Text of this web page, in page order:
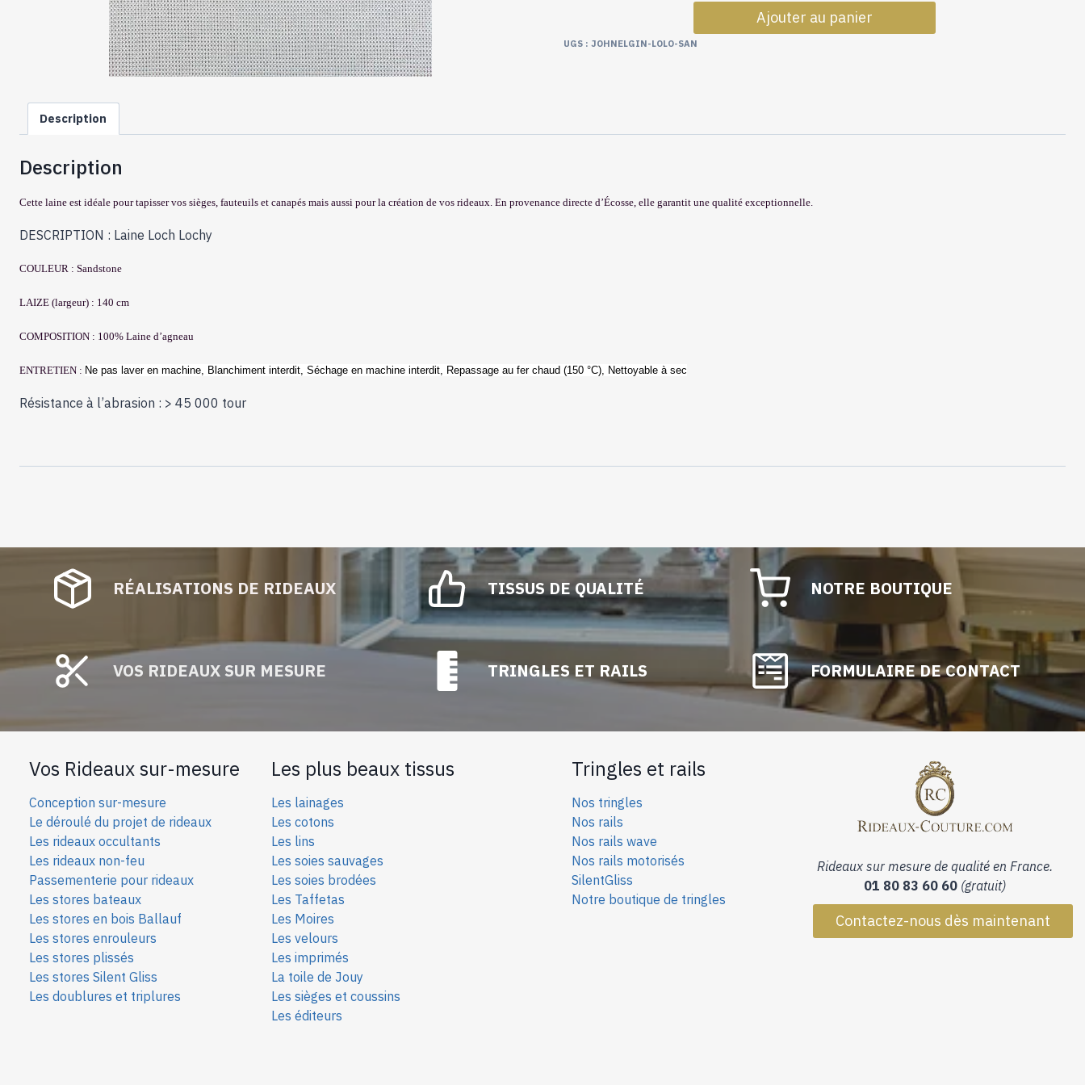
Laine
Ajouter au panier
UGS : JOHNELGIN-LOLO-SAN
Description
Description
Cette laine est idéale pour tapisser vos sièges, fauteuils et canapés mais aussi pour la création de vos rideaux. En provenance directe d’Écosse, elle garantit une qualité exceptionnelle.
DESCRIPTION : Laine Loch Lochy
COULEUR : Sandstone
LAIZE (largeur) : 140 cm
COMPOSITION : 100% Laine d’agneau
ENTRETIEN : Ne pas laver en machine, Blanchiment interdit, Séchage en machine interdit, Repassage au fer chaud (150 °C), Nettoyable à sec
Résistance à l’abrasion : > 45 000 tour
RÉALISATIONS DE RIDEAUX
VOS RIDEAUX SUR MESURE
TISSUS DE QUALITÉ
TRINGLES ET RAILS
NOTRE BOUTIQUE
FORMULAIRE DE CONTACT
Vos Rideaux sur-mesure
Conception sur-mesure
Le déroulé du projet de rideaux
Les rideaux occultants
Les rideaux non-feu
Passementerie pour rideaux
Les stores bateaux
Les stores en bois Ballauf
Les stores enrouleurs
Les stores plissés
Les stores Silent Gliss
Les doublures et triplures
Les plus beaux tissus
Les lainages
Les cotons
Les lins
Les soies sauvages
Les soies brodées
Les Taffetas
Les Moires
Les velours
Les imprimés
La toile de Jouy
Les sièges et coussins
Les éditeurs
Tringles et rails
Nos tringles
Nos rails
Nos rails wave
Nos rails motorisés
SilentGliss
Notre boutique de tringles
Rideaux sur mesure de qualité en France.
01 80 83 60 60 (gratuit)
Contactez-nous dès maintenant